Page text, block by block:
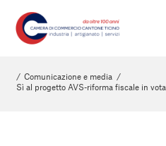
/ Comunicazione e media /
Sì al progetto AVS-riforma fiscale in